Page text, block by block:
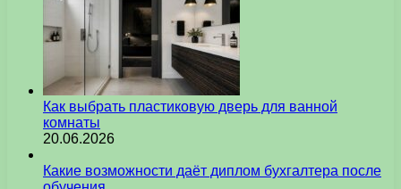
Как выбрать пластиковую дверь для ванной
комнаты
20.06.2026
Какие возможности даёт диплом бухгалтера после